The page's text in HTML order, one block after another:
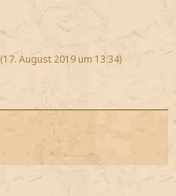
(17. August 2019 um 13:34)